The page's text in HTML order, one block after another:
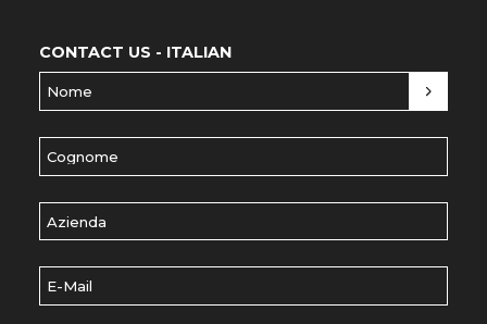
CONTACT US - ITALIAN
Nome
Cognome
Azienda
E-Mail